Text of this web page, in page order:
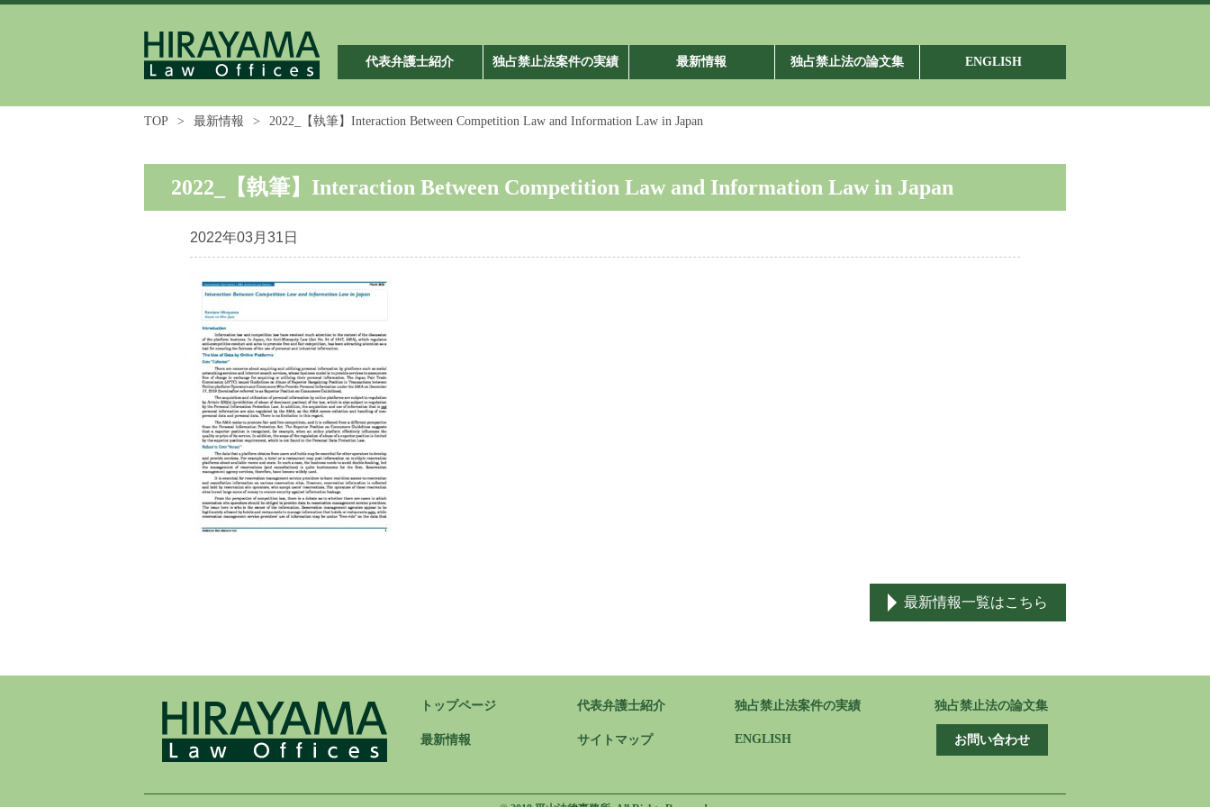
代表弁護士紹介 独占禁止法案件の実績 最新情報 独占禁止法の論文集 ENGLISH
TOP > 最新情報 > 2022_【執筆】Interaction Between Competition Law and Information Law in Japan
2022_【執筆】Interaction Between Competition Law and Information Law in Japan
2022年03月31日
最新情報一覧はこちら
トップページ 代表弁護士紹介 独占禁止法案件の実績 独占禁止法の論文集
最新情報 サイトマップ ENGLISH お問い合わせ